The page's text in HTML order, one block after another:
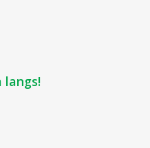
langs!